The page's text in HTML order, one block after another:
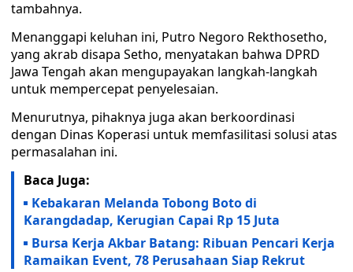
tambahnya.
Menanggapi keluhan ini, Putro Negoro Rekthosetho,
yang akrab disapa Setho, menyatakan bahwa DPRD
Jawa Tengah akan mengupayakan langkah-langkah
untuk mempercepat penyelesaian.
Menurutnya, pihaknya juga akan berkoordinasi
dengan Dinas Koperasi untuk memfasilitasi solusi atas
permasalahan ini.
Baca Juga:
Kebakaran Melanda Tobong Boto di
Karangdadap, Kerugian Capai Rp 15 Juta
Bursa Kerja Akbar Batang: Ribuan Pencari Kerja
Ramaikan Event, 78 Perusahaan Siap Rekrut